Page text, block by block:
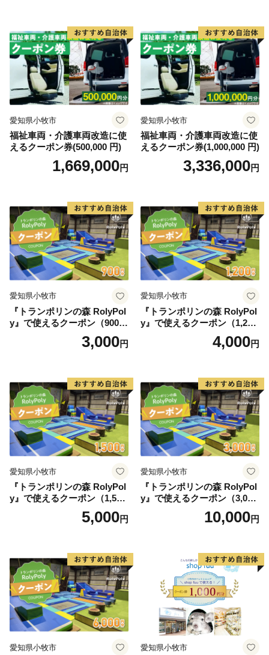
※特典商品の写真はイメージです。
※ご寄附から2ヶ月以上先となるお礼品の配送日時指定
は、承ることができません。
■□■……………………………………………………
返礼品・証明書等のお問い合わせはこちらへ
■返礼品について■
千葉県旭市ロ633-7 実松ビル 1F
TEL：050-1707-9345（平日9:00~17:00）
※土日祝日､年末年始（12/27~1/4）除く
E-mail：asahi@furusato-supports.com
■証明書等について［発送代行・返還先］■
旭市 ふるさと納税担当（株式会社パンクチュアル）
〒785-0036
高知県須崎市緑町9-27 保岡ビル4階
TEL：050-1707-9345（平日9:00~17:00）
E-mail：asahi@furusato-supports.com
……………………………………………………■□■
愛知県小牧市
福祉車両・介護車両改造に使
えるクーポン券(500,000 円)
1,669,000円
愛知県小牧市
福祉車両・介護車両改造に使
えるクーポン券(1,000,000 円)
3,336,000円
愛知県小牧市
『トランポリンの森 RolyPol
y』で使えるクーポン（900
3,000円
愛知県小牧市
『トランポリンの森 RolyPol
y』で使えるクーポン（1,200
4,000円
愛知県小牧市
『トランポリンの森 RolyPol
y』で使えるクーポン（1,500
5,000円
愛知県小牧市
『トランポリンの森 RolyPol
y』で使えるクーポン（3,000
10,000円
愛知県小牧市 愛知県小牧市